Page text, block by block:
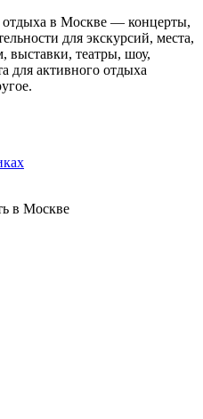
в Москве — концерты,
для экскурсий, места,
выставки, театры, шоу,
для активного отдыха
в Москве